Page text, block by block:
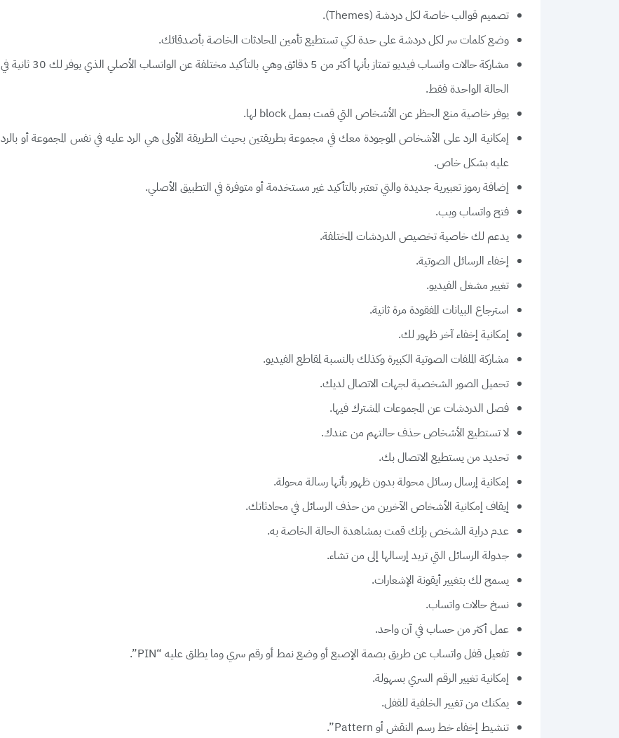
تصميم قوالب خاصة لكل دردشة (Themes).
وضع كلمات سر لكل دردشة على حدة لكي تستطيع تأمين المحادثات الخاصة بأصدقائك.
مشاركة حالات واتساب فيديو تمتاز بأنها أكثر من 5 دقائق وهي بالتأكيد مختلفة عن الواتساب الأصلي الذي يوفر لك 30 ثانية في
الحالة الواحدة فقط.
يوفر خاصية منع الحظر عن الأشخاص التي قمت بعمل block لها.
إمكانية الرد على الأشخاص الموجودة معك في مجموعة بطريقتين بحيث الطريقة الأولى هي الرد عليه في نفس المجموعة أو بالرد
عليه بشكل خاص.
إضافة رموز تعبيرية جديدة والتي تعتبر بالتأكيد غير مستخدمة أو متوفرة في التطبيق الأصلي.
فتح واتساب ويب.
يدعم لك خاصية تخصيص الدردشات المختلفة.
إخفاء الرسائل الصوتية.
تغيير مشغل الفيديو.
استرجاع البيانات المفقودة مرة ثانية.
إمكانية إخفاء آخر ظهور لك.
مشاركة الملفات الصوتية الكبيرة وكذلك بالنسبة لمقاطع الفيديو.
تحميل الصور الشخصية لجهات الاتصال لديك.
فصل الدردشات عن المجموعات المشترك فيها.
لا تستطيع الأشخاص حذف حالتهم من عندك.
تحديد من يستطيع الاتصال بك.
إمكانية إرسال رسائل محولة بدون ظهور بأنها رسالة محولة.
إيقاف إمكانية الأشخاص الآخرين من حذف الرسائل في محادثاتك.
عدم دراية الشخص بإنك قمت بمشاهدة الحالة الخاصة به.
جدولة الرسائل التي تريد إرسالها إلى من تشاء.
يسمح لك بتغيير أيقونة الإشعارات.
نسخ حالات واتساب.
عمل أكثر من حساب في آن واحد.
تفعيل قفل واتساب عن طريق بصمة الإصبع أو وضع نمط أو رقم سري وما يطلق عليه “PIN”.
إمكانية تغيير الرقم السري بسهولة.
يمكنك من تغيير الخلفية للقفل.
تنشيط إخفاء خط رسم النقش أو Pattern”.